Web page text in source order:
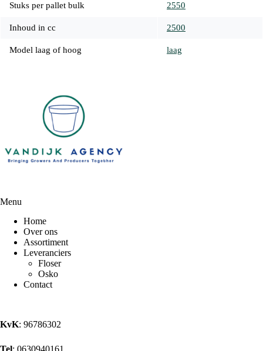
Stuks per pallet bulk 2550
Inhoud in cc 2500
Model laag of hoog laag
Menu
Home
Over ons
Assortiment
Leveranciers
Floser
Osko
Contact
KvK: 96786302
Tel: 0630940161